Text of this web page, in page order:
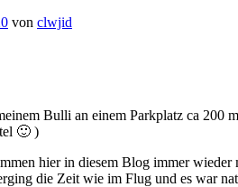
von clwjid
Bulli an einem Parkplatz ca 200
🙂 )
hier in diesem Blog immer
die Zeit wie im Flug und es war